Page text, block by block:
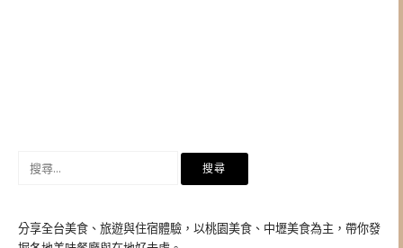
字:
分享全台美食、旅遊與住宿體驗，以桃園美食、中壢美食為主，帶你發